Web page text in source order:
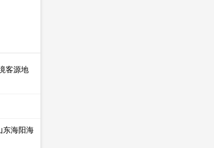
客源地
东海阳海